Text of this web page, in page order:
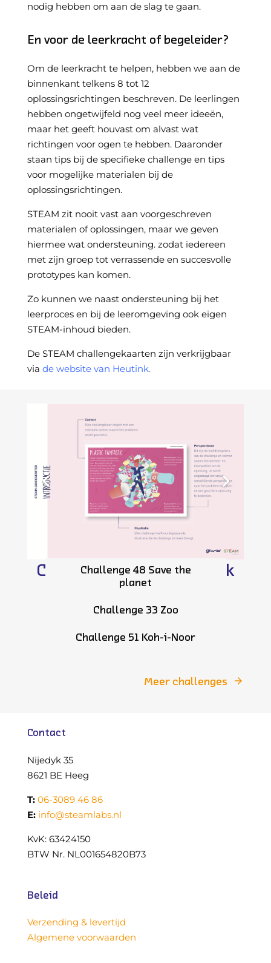
nodig hebben om aan de slag te gaan.
En voor de leerkracht of begeleider?
Om de leerkracht te helpen, hebben we aan de
binnenkant telkens 8 tot 12
oplossingsrichtingen beschreven. De leerlingen
hebben ongetwijfeld nog veel meer ideeën,
maar het geeft houvast om alvast wat
richtingen voor ogen te hebben. Daaronder
staan tips bij de specifieke challenge en tips
voor mogelijke materialen bij de
oplossingsrichtingen.
STEAM zit nooit vast aan voorgeschreven
materialen of oplossingen, maar we geven
hiermee wat ondersteuning. zodat iedereen
met zijn groep tot verrassende en succesvolle
prototypes kan komen.
Zo kunnen we naast ondersteuning bij het
leerproces en bij de leeromgeving ook eigen
STEAM-inhoud bieden.
De STEAM challengekaarten zijn verkrijgbaar
via de website van Heutink.
Challenges in de praktijk
Challenge 48 Save the
planet
Challenge 33 Zoo
Challenge 51 Koh-i-Noor
Meer challenges arrow_forward
Contact
Nijedyk 35
8621 BE Heeg
T: 06-3089 46 86
E: info@steamlabs.nl
KvK: 63424150
BTW Nr. NL001654820B73
Beleid
Verzending & levertijd
Algemene voorwaarden